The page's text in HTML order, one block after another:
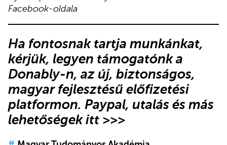
Facebook-oldala
Ha fontosnak tartja munkánkat,
kérjük, legyen támogatónka
Donably-n, az új, biztonságos,
magyar fejlesztésű előfizetési
platformon. Paypal, utalás és más
lehetőségek itt >>>